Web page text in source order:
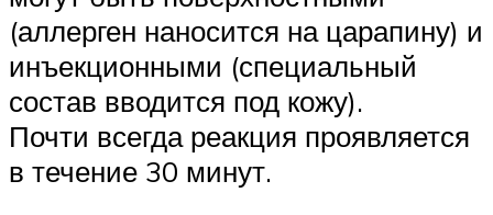
(аллерген наносится на царапину) и
инъекционными (специальный
состав вводится под кожу).
Почти всегда реакция проявляется
в течение 30 минут.